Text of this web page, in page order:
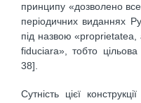
принципу «дозволено
періодичних виданнях
під назвою
fiduciara», тобто
38].
Сутність цієї